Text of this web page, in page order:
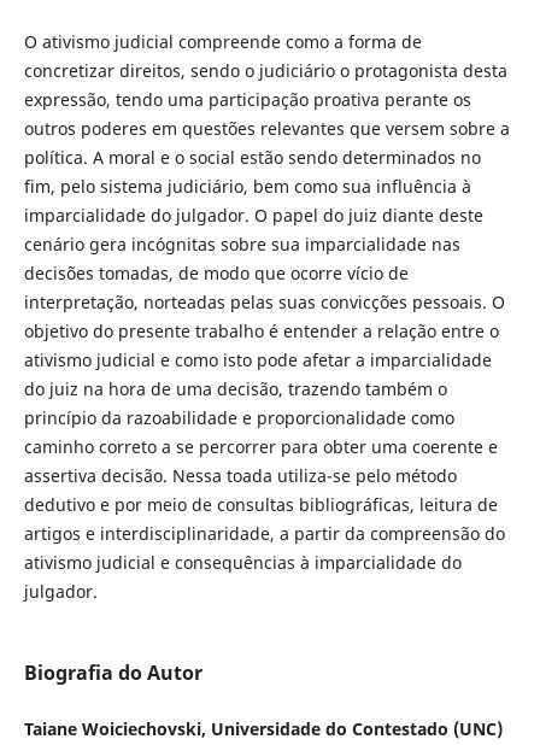
O ativismo judicial compreende como a forma de
concretizar direitos, sendo o judiciário o protagonista desta
expressão, tendo uma participação proativa perante os
outros poderes em questões relevantes que versem sobre a
política. A moral e o social estão sendo determinados no
fim, pelo sistema judiciário, bem como sua influência à
imparcialidade do julgador. O papel do juiz diante deste
cenário gera incógnitas sobre sua imparcialidade nas
decisões tomadas, de modo que ocorre vício de
interpretação, norteadas pelas suas convicções pessoais. O
objetivo do presente trabalho é entender a relação entre o
ativismo judicial e como isto pode afetar a imparcialidade
do juiz na hora de uma decisão, trazendo também o
princípio da razoabilidade e proporcionalidade como
caminho correto a se percorrer para obter uma coerente e
assertiva decisão. Nessa toada utiliza-se pelo método
dedutivo e por meio de consultas bibliográficas, leitura de
artigos e interdisciplinaridade, a partir da compreensão do
ativismo judicial e consequências à imparcialidade do
julgador.
Biografia do Autor
Taiane Woiciechovski, Universidade do Contestado (UNC)